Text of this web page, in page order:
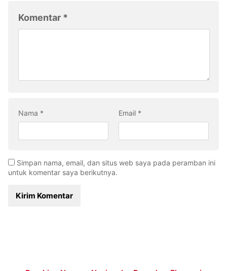
Komentar *
Nama * Email *
Simpan nama, email, dan situs web saya pada peramban ini
untuk komentar saya berikutnya.